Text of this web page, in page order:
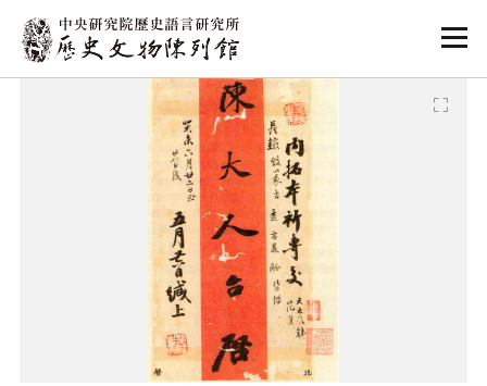
:::
:::